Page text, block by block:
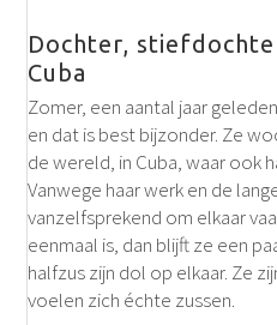
Dochter,
Cuba
Zomer, een aantal jaar
en dat is best bijzonder. Ze
de wereld, in Cuba, waar ook
Vanwege haar werk en de
vanzelfsprekend om elkaar
eenmaal is, dan blijft ze een
halfzus zijn dol op elkaar. Ze
voelen zich échte zussen.